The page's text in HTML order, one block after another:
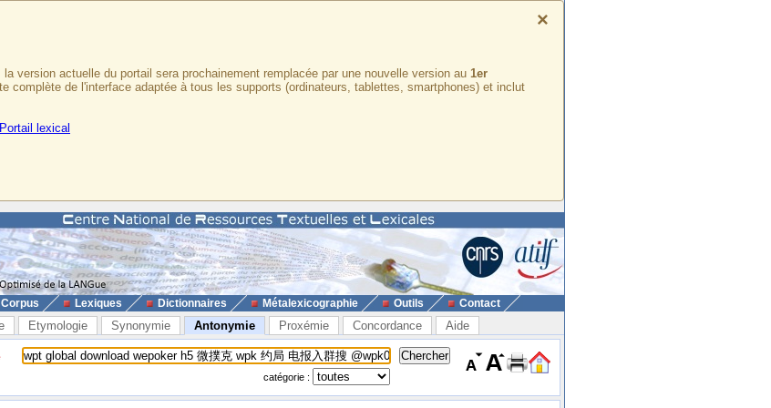
×
version actuelle du portail sera prochainement remplacée par une nouvelle version au 1er
complète de l'interface adaptée à tous les supports (ordinateurs, tablettes, smartphones) et inclut
Portail lexical
Corpus Lexiques Dictionnaires Métalexicographie Outils Contact
Etymologie Synonymie Antonymie Proxémie Concordance Aide
catégorie :